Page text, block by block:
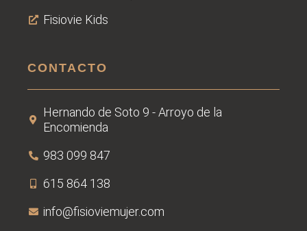
Fisiovie Kids
CONTACTO
Hernando de Soto 9 - Arroyo de la
Encomienda
983 099 847
615 864 138
info@fisioviemujer.com